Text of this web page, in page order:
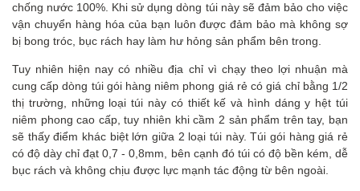
chống nước 100%. Khi sử dụng dòng túi này sẽ đảm bảo cho việc
vận chuyển hàng hóa của bạn luôn được đảm bảo mà không sợ
bị bong tróc, bục rách hay làm hư hỏng sản phẩm bên trong.
Tuy nhiên hiện nay có nhiều địa chỉ vì chạy theo lợi nhuận mà
cung cấp dòng túi gói hàng niêm phong giá rẻ có giá chỉ bằng 1/2
thị trường, những loại túi này có thiết kế và hình dáng y hệt túi
niêm phong cao cấp, tuy nhiên khi cầm 2 sản phẩm trên tay, bạn
sẽ thấy điểm khác biệt lớn giữa 2 loại túi này. Túi gói hàng giá rẻ
có độ dày chỉ đạt 0,7 - 0,8mm, bên cạnh đó túi có độ bền kém, dễ
bục rách và không chịu được lực mạnh tác động từ bên ngoài.